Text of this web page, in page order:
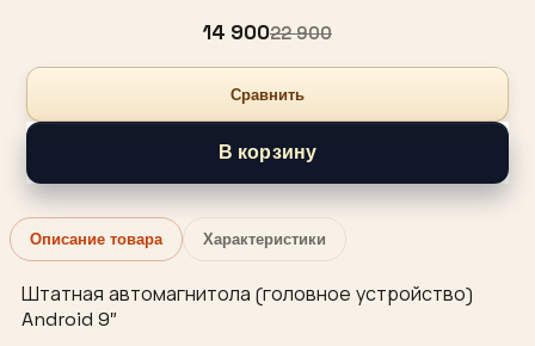
14 90022 900
Сравнить
В корзину
Описание товара Характеристики
Штатная автомагнитола (головное устройство)
Android 9″